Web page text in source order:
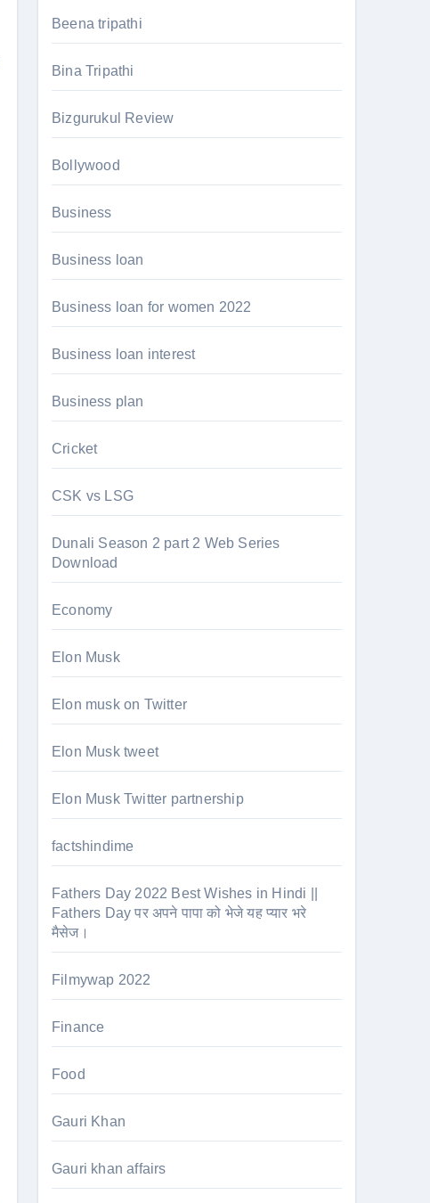
Beena tripathi
Bina Tripathi
Bizgurukul Review
Bollywood
Business
Business loan
Business loan for women 2022
Business loan interest
Business plan
Cricket
CSK vs LSG
Dunali Season 2 part 2 Web Series
Download
Economy
Elon Musk
Elon musk on Twitter
Elon Musk tweet
Elon Musk Twitter partnership
factshindime
Fathers Day 2022 Best Wishes in Hindi ||
Fathers Day पर अपने पापा को भेजे यह प्यार भरे
मैसेज।
Filmywap 2022
Finance
Food
Gauri Khan
Gauri khan affairs